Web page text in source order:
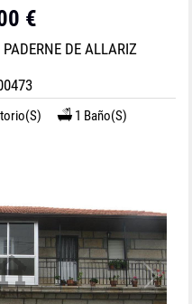
€
DE ALLARIZ
1 Baño(s)